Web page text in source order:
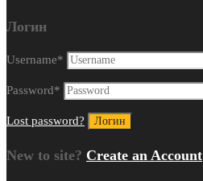
Логин
Username*
Password*
Lost password?
New to site? Create an Account